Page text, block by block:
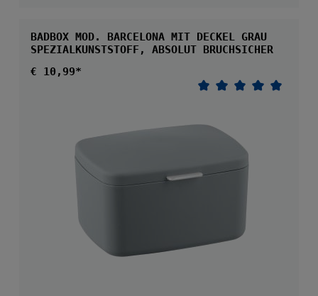
BADBOX MOD. BARCELONA MIT DECKEL GRAU
SPEZIALKUNSTSTOFF, ABSOLUT BRUCHSICHER
Regulärer Preis:
€ 10,99*